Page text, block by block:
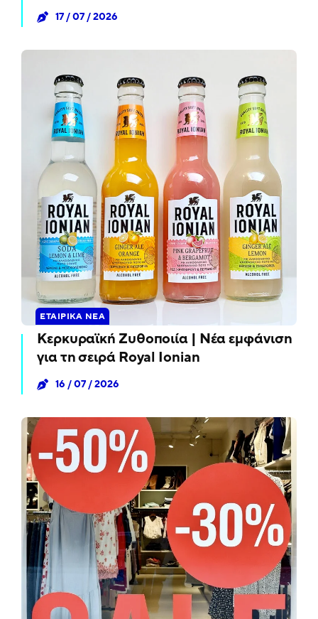
17 / 07 / 2026
ΕΤΑΙΡΙΚΆ ΝΈΑ
Κερκυραϊκή Ζυθοποιία | Νέα εμφάνιση
για τη σειρά Royal Ionian
16 / 07 / 2026